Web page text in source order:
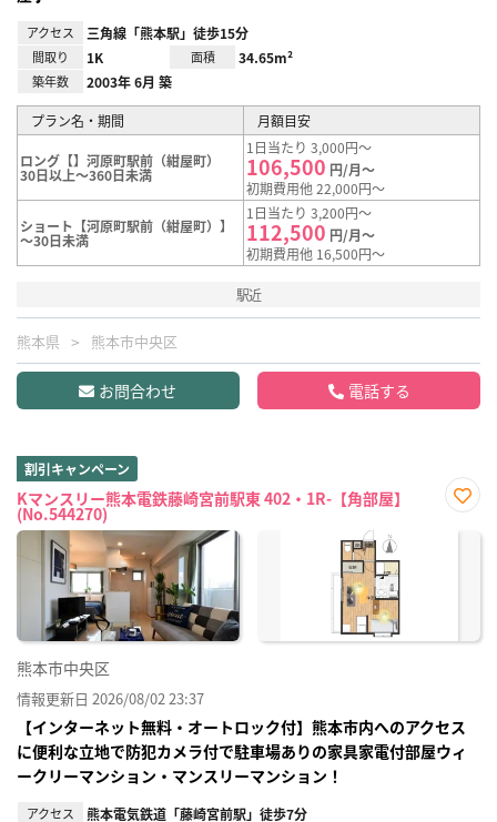
アクセス 三角線「熊本駅」徒歩15分
間取り 1K 面積 34.65m²
築年数 2003年 6月 築
プラン名・期間 月額目安
ロング【】河原町駅前（紺屋町）
30日以上～360日未満
1日当たり 3,000円～
106,500 円/月～
初期費用他 22,000円～
ショート【河原町駅前（紺屋町）】
～30日未満
1日当たり 3,200円～
112,500 円/月～
初期費用他 16,500円～
駅近
熊本県 熊本市中央区
お問合わせ 電話する
割引キャンペーン
Kマンスリー熊本電鉄藤崎宮前駅東 402・1R-【角部屋】
(No.544270)
に入
熊本市中央区
情報更新日 2026/08/02 23:37
【インターネット無料・オートロック付】熊本市内へのアクセス
に便利な立地で防犯カメラ付で駐車場ありの家具家電付部屋ウィ
ークリーマンション・マンスリーマンション！
アクセス 熊本電気鉄道「藤崎宮前駅」徒歩7分